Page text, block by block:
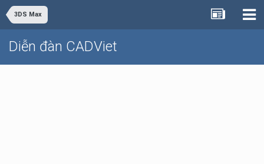
3DS Max
Diễn đàn CADViet